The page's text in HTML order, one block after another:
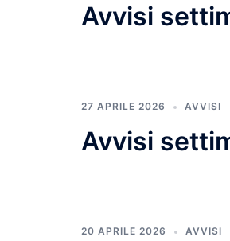
Avvisi
27 APRILE 2026 AVVISI
Avvisi
20 APRILE 2026 AVVISI